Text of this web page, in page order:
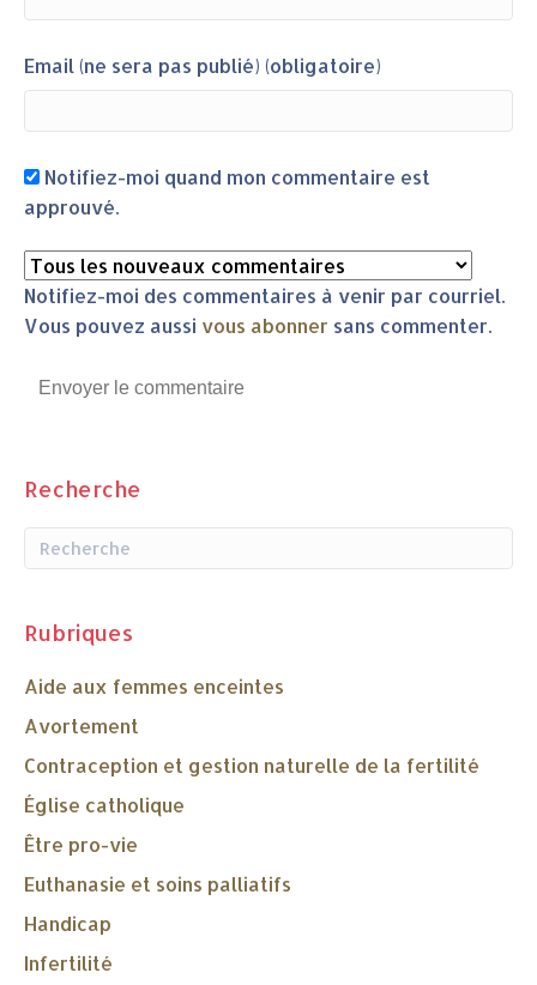
Email (ne sera pas publié) (obligatoire)
Notifiez-moi quand mon commentaire est
approuvé.
Notifiez-moi des commentaires à venir par courriel.
Vous pouvez aussi vous abonner sans commenter.
Recherche
Rubriques
Aide aux femmes enceintes
Avortement
Contraception et gestion naturelle de la fertilité
Église catholique
Être pro-vie
Euthanasie et soins palliatifs
Handicap
Infertilité